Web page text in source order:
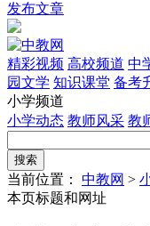
发布文章
精彩视频 高校频道 中
园文学 知识课堂 备考
小学频道
小学动态 教师风采 教
当前位置： 中教网 >
本页标题和网址